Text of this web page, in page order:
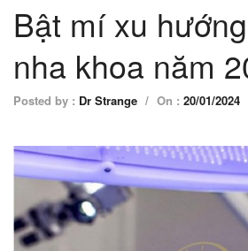
Bật mí xu
nha khoa năm
Posted by : Dr Strange / On : 20/01/2024